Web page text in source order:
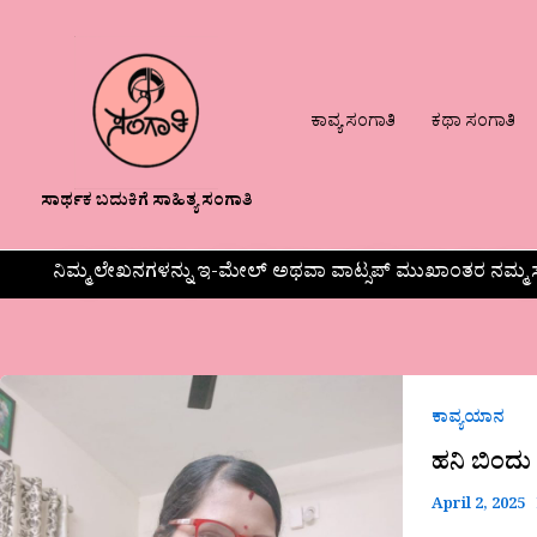
ಸಾರ್ಥಕ ಬದುಕಿಗೆ ಸಾಹಿತ್ಯ ಸಂಗಾತಿ
ಕಾವ್ಯ ಸಂಗಾತಿ ಕಥಾ ಸಂಗಾತಿ
ನಿಮ್ಮ ಲೇಖನಗಳನ್ನು ಇ-ಮೇಲ್ ಅಥವಾ ವಾಟ್ಸಪ್ ಮುಖಾಂತರ
ಕಾವ್ಯಯಾನ
ಹನಿ
April 2, 2025
ಬಿಂದು
ಅವರ
ಅಮ್ಮ